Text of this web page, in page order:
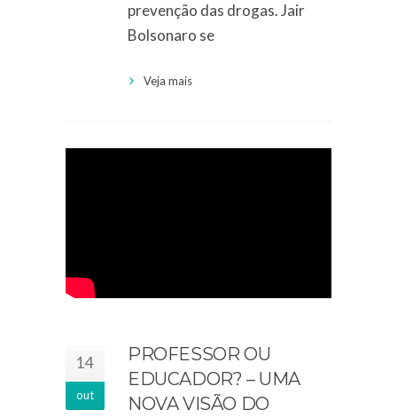
prevenção das drogas. Jair
Bolsonaro se
Veja mais
14
out
PROFESSOR OU
EDUCADOR? – UMA
NOVA VISÃO DO